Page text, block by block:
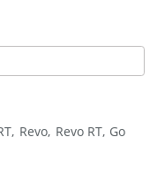
Revo Revo RT Go